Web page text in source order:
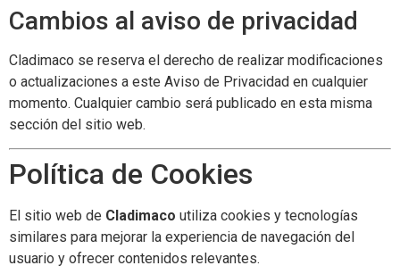
Cambios al aviso de privacidad
Cladimaco se reserva el derecho de realizar modificaciones
o actualizaciones a este Aviso de Privacidad en cualquier
momento. Cualquier cambio será publicado en esta misma
sección del sitio web.
Política de Cookies
El sitio web de Cladimaco utiliza cookies y tecnologías
similares para mejorar la experiencia de navegación del
usuario y ofrecer contenidos relevantes.